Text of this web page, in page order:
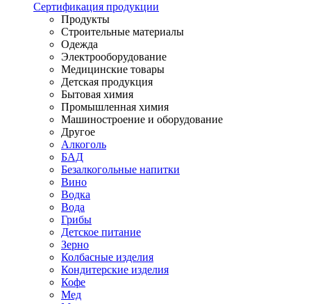
Сертификация продукции
Продукты
Строительные материалы
Одежда
Электрооборудование
Медицинские товары
Детская продукция
Бытовая химия
Промышленная химия
Машиностроение и оборудование
Другое
Алкоголь
БАД
Безалкогольные напитки
Вино
Водка
Вода
Грибы
Детское питание
Зерно
Колбасные изделия
Кондитерские изделия
Кофе
Мед